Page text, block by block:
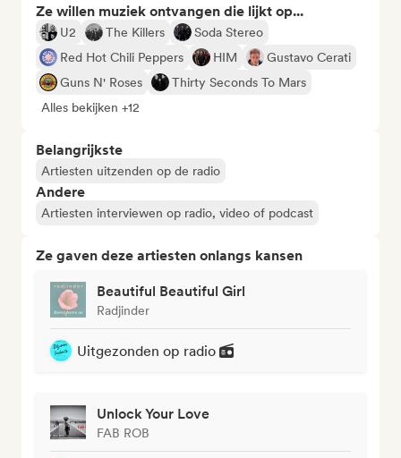
Ze willen muziek ontvangen die lijkt op...
U2 The Killers
Soda Stereo
Red Hot Chili Peppers
HIM
Gustavo Cerati
Guns N' Roses
Thirty Seconds To Mars
Alles bekijken +12
Belangrijkste
Artiesten uitzenden op de radio
Andere
Artiesten interviewen op radio, video of podcast
Ze gaven deze artiesten onlangs kansen
Beautiful Beautiful Girl
Radjinder
Uitgezonden op radio
Unlock Your Love
FAB ROB